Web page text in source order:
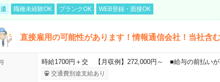
職種未経験OK ブランクOK WEB登録・面接OK
直接雇用の可能性があります！情報通信会社！当社含
時給1700円＋交 【月収例】272,000円～ ■給与の前払いが
交通費別途支給あり